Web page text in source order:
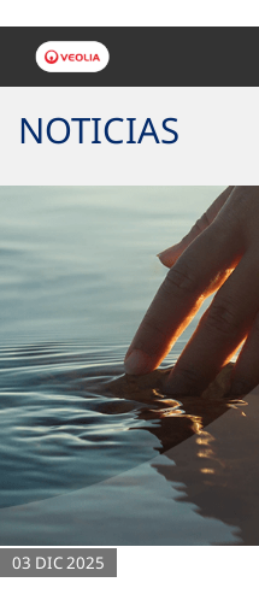
NOTICIAS
03 DIC 2025